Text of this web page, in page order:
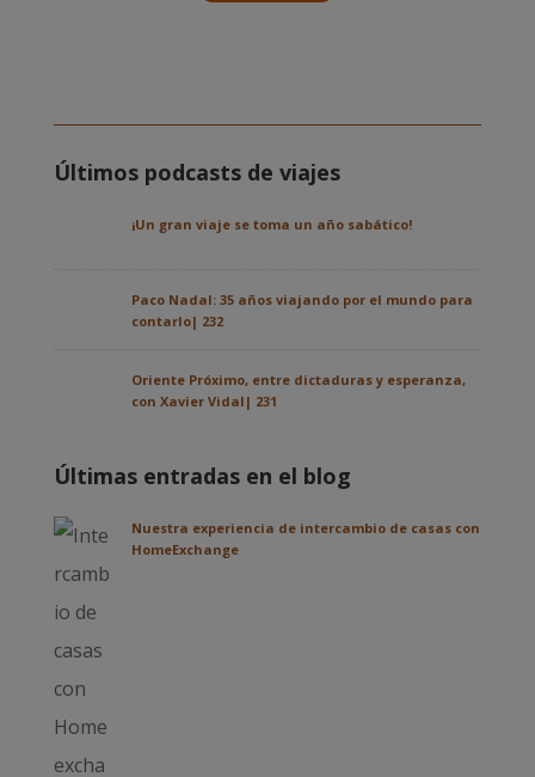
Últimos podcasts de viajes
¡Un gran viaje se toma un año sabático!
Paco Nadal: 35 años viajando por el mundo para
contarlo| 232
Oriente Próximo, entre dictaduras y esperanza,
con Xavier Vidal| 231
Últimas entradas en el blog
Nuestra experiencia de intercambio de casas con
HomeExchange